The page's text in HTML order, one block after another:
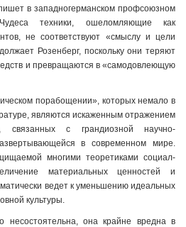
в западногерманском профсоюзном
техники, ошеломляющие как
не соответствуют «смыслу и цели
Розенберг, поскольку они теряют
и превращаются в «самодовлеющую
порабощении», которых немало в
являются искаженным отражением
связанных с грандиозной научно-
в современном мире.
многими теоретиками социал-
материальных ценностей и
ведет к уменьшению идеальных
культуры.
несостоятельна, она крайне вредна в